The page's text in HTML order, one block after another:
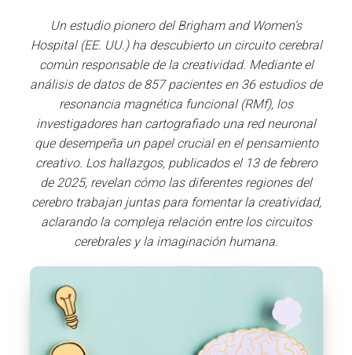
Un estudio pionero del Brigham and Women’s
Hospital (EE. UU.) ha descubierto un circuito cerebral
común responsable de la creatividad. Mediante el
análisis de datos de 857 pacientes en 36 estudios de
resonancia magnética funcional (RMf), los
investigadores han cartografiado una red neuronal
que desempeña un papel crucial en el pensamiento
creativo. Los hallazgos, publicados el 13 de febrero
de 2025, revelan cómo las diferentes regiones del
cerebro trabajan juntas para fomentar la creatividad,
aclarando la compleja relación entre los circuitos
cerebrales y la imaginación humana.